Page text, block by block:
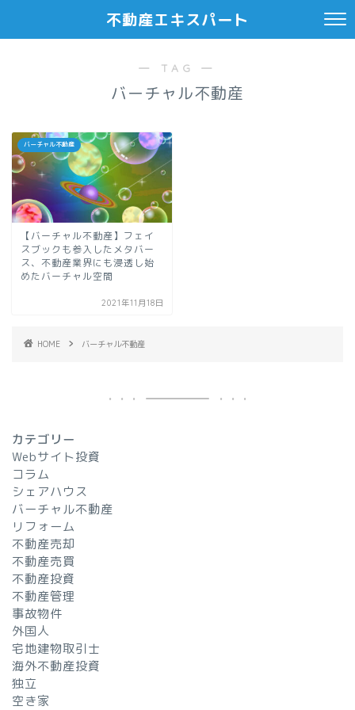
不動産エキスパート
― TAG ―
バーチャル不動産
バーチャル不動産
【バーチャル不動産】フェイ
スブックも参入したメタバー
ス、不動産業界にも浸透し始
めたバーチャル空間
2021年11月18日
HOME バーチャル不動産
カテゴリー
Webサイト投資
コラム
シェアハウス
バーチャル不動産
リフォーム
不動産売却
不動産売買
不動産投資
不動産管理
事故物件
外国人
宅地建物取引士
海外不動産投資
独立
空き家